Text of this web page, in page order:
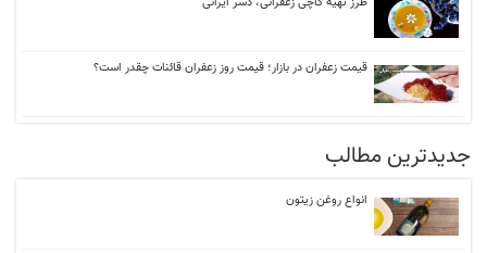
قیمت زعفران در بازار؛ قیمت روز زعفران قائنات چقدر است؟
جدیدترین مطالب
انواع روغن زیتون